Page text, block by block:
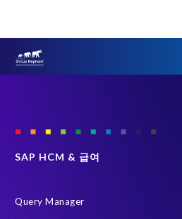
SAP HCM & 급여
Query Manager